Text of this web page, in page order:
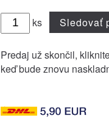
ks Sledovať
Predaj už skončil,
keď bude znovu